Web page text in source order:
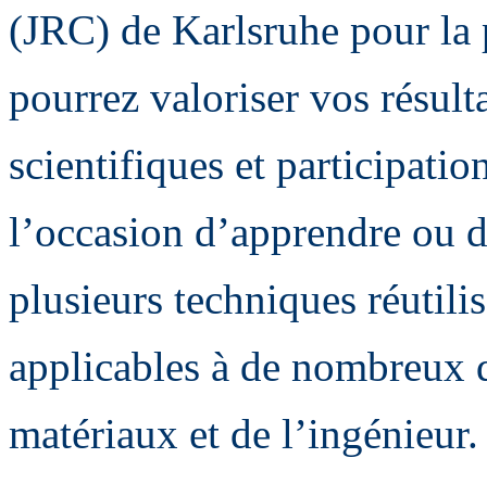
(JRC) de Karlsruhe pour la
pourrez valoriser vos
scientifiques et
l’occasion d’apprendre ou
plusieurs techniques
applicables à de nombreux
matériaux et de l’ingénieur.